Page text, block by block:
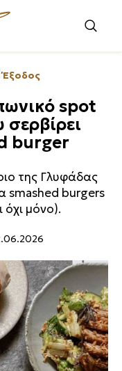
Έξοδος
spot
burger
της Γλυφάδας
smashed burgers
όχι μόνο).